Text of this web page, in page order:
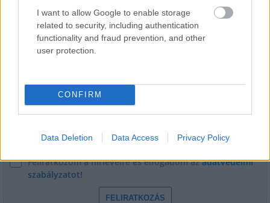
I want to allow Google to enable storage
related to security, including authentication
functionality and fraud prevention, and other
user protection.
CONFIRM
Data Deletion Data Access Privacy Policy
HÍRLEVÉL
Név
Feliratkozom a hírlevélre és elfogadom azadatvédelmi
szabályzatot!
FELIRATKOZÁS